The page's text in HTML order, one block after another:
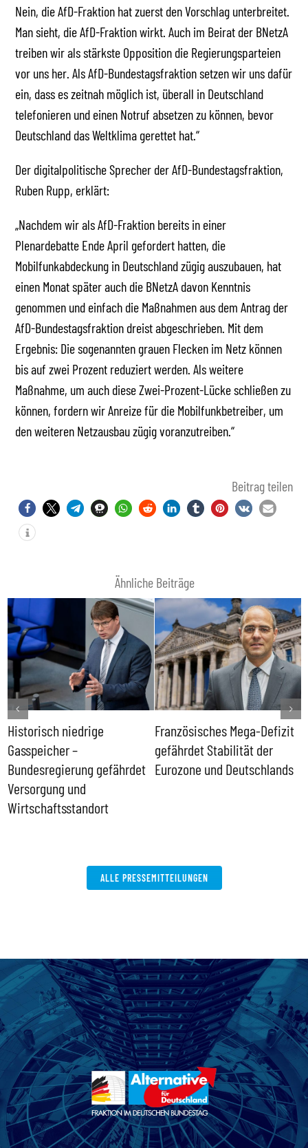
Nein, die AfD-Fraktion hat zuerst den Vorschlag unterbreitet.
Man sieht, die AfD-Fraktion wirkt. Auch im Beirat der BNetzA
treiben wir als stärkste Opposition die Regierungsparteien
vor uns her. Als AfD-Bundestagsfraktion setzen wir uns dafür
ein, dass es zeitnah möglich ist, überall in Deutschland
telefonieren und einen Notruf absetzen zu können, bevor
Deutschland das Weltklima gerettet hat.“
Der digitalpolitische Sprecher der AfD-Bundestagsfraktion,
Ruben Rupp, erklärt:
„Nachdem wir als AfD-Fraktion bereits in einer
Plenardebatte Ende April gefordert hatten, die
Mobilfunkabdeckung in Deutschland zügig auszubauen, hat
einen Monat später auch die BNetzA davon Kenntnis
genommen und einfach die Maßnahmen aus dem Antrag der
AfD-Bundestagsfraktion dreist abgeschrieben. Mit dem
Ergebnis: Die sogenannten grauen Flecken im Netz können
bis auf zwei Prozent reduziert werden. Als weitere
Maßnahme, um auch diese Zwei-Prozent-Lücke schließen zu
können, fordern wir Anreize für die Mobilfunkbetreiber, um
den weiteren Netzausbau zügig voranzutreiben.“
Beitrag teilen
Ähnliche Beiträge
Historisch niedrige
Gasspeicher –
Bundesregierung gefährdet
Versorgung und
Wirtschaftsstandort
Französisches Mega-Defizit
gefährdet Stabilität der
Eurozone und Deutschlands
ALLE PRESSEMITTEILUNGEN